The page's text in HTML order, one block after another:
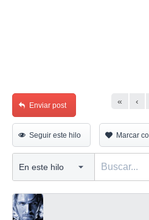
« ‹
Enviar post
Seguir este hilo Marcar